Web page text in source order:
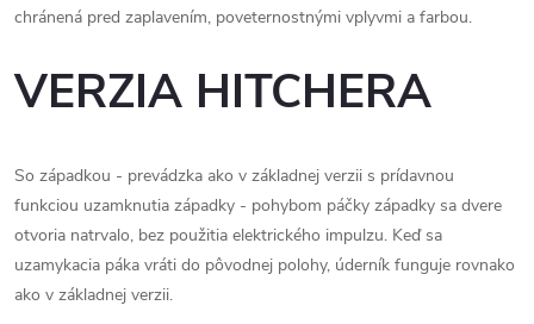
chránená pred zaplavením, poveternostnými vplyvmi a farbou.
VERZIA HITCHERA
So západkou - prevádzka ako v základnej verzii s prídavnou
funkciou uzamknutia západky - pohybom páčky západky sa dvere
otvoria natrvalo, bez použitia elektrického impulzu. Keď sa
uzamykacia páka vráti do pôvodnej polohy, úderník funguje rovnako
ako v základnej verzii.